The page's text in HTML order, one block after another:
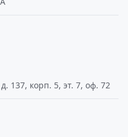
137, корп. 5, эт. 7, оф. 72